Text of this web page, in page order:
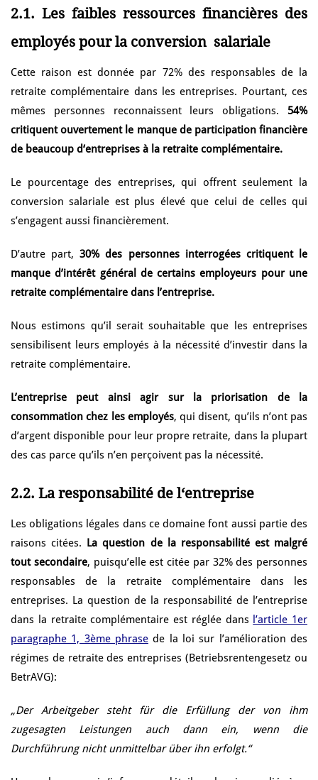
2.1. Les faibles ressources financières des
employés pour la conversion salariale
Cette raison est donnée par 72% des responsables de la
retraite complémentaire dans les entreprises. Pourtant, ces
mêmes personnes reconnaissent leurs obligations. 54%
critiquent ouvertement le manque de participation financière
de beaucoup d‘entreprises à la retraite complémentaire.
Le pourcentage des entreprises, qui offrent seulement la
conversion salariale est plus élevé que celui de celles qui
s’engagent aussi financièrement.
D’autre part,30% des personnes interrogées critiquent le
manque d’intérêt général de certains employeurs pour une
retraite complémentaire dans l’entreprise.
Nous estimons qu’il serait souhaitable que les entreprises
sensibilisent leurs employés à la nécessité d’investir dans la
retraite complémentaire.
L’entreprise peut ainsi agir sur la priorisation de la
consommation chez les employés, qui disent, qu’ils n’ont pas
d’argent disponible pour leur propre retraite, dans la plupart
des cas parce qu’ils n’en perçoivent pas la nécessité.
2.2. La responsabilité de l‘entreprise
Les obligations légales dans ce domaine font aussi partie des
raisons citées. La question de la responsabilité est malgré
tout secondaire, puisqu’elle est citée par 32% des personnes
responsables de la retraite complémentaire dans les
entreprises. La question de la responsabilité de l’entreprise
dans la retraite complémentaire est réglée dans l’article 1er
paragraphe 1, 3ème phrase de la loi sur l’amélioration des
régimes de retraite des entreprises (Betriebsrentengesetz ou
BetrAVG):
„Der Arbeitgeber steht für die Erfüllung der von ihm
zugesagten Leistungen auch dann ein, wenn die
Durchführung nicht unmittelbar über ihn erfolgt.“